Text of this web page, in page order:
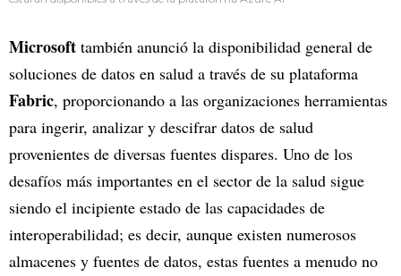
Microsoft también anunció la disponibilidad general de
soluciones de datos en salud a través de su plataforma
Fabric, proporcionando a las organizaciones herramientas
para ingerir, analizar y descifrar datos de salud
provenientes de diversas fuentes dispares. Uno de los
desafíos más importantes en el sector de la salud sigue
siendo el incipiente estado de las capacidades de
interoperabilidad; es decir, aunque existen numerosos
almacenes y fuentes de datos, estas fuentes a menudo no